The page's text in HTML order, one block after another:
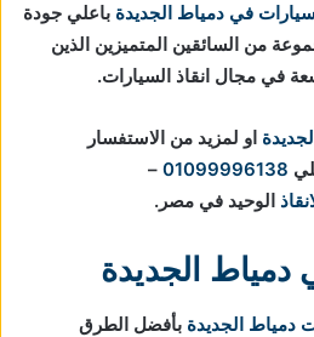
في دمياط الجديدة باعلي جودة
من السائقين المتميزين الذين
في مجال انقاذ السيارات.
او لمزيد من الاستفسار
01099996138
–
الوحيد في مصر.
الجديدة
دمياط الجديدة بأفضل الطرق